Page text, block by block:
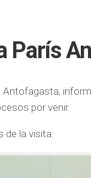
París
Antofagasta,
por venir.
de la visita: